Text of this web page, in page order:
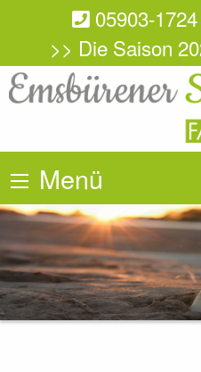
05903-1724
>> Die Saison
Menü